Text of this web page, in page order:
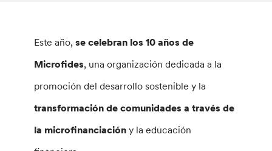
Este año,se celebran los 10 años de
Microfides, una organización dedicada a la
promoción del desarrollo sostenible y la
transformación de comunidades a través de
la microfinanciación y la educación